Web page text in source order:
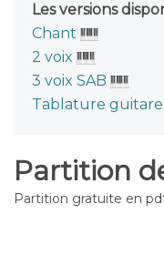
Les versions
Chant
2 voix
3 voix SAB
Tablature guitare
Partition
Partition gratuite en